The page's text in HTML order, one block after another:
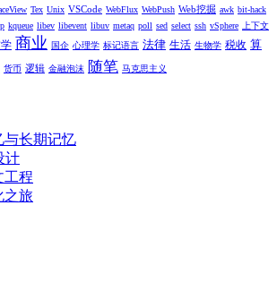
Tex Unix VSCode WebFlux WebPush Web挖掘 awk bit-hack
kqueue libev libevent libuv metaq poll sed select ssh vSphere
上下文
商业 国企 心理学 标记语言 法律 生活 生物学 税收 算
货币 逻辑 金融泡沫 随笔 马克思主义
与长期记忆
计
工程
之旅